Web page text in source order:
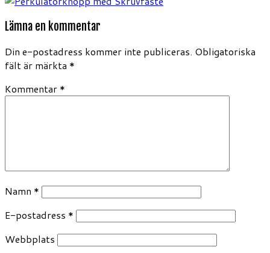
Lämna en kommentar
Din e-postadress kommer inte publiceras. Obligatoriska
fält är märkta *
Kommentar *
Namn *
E-postadress *
Webbplats